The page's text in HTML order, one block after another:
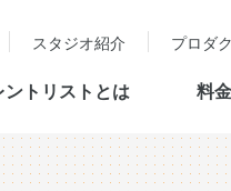
スタジオ紹介 プロダ
ントリストとは 料金